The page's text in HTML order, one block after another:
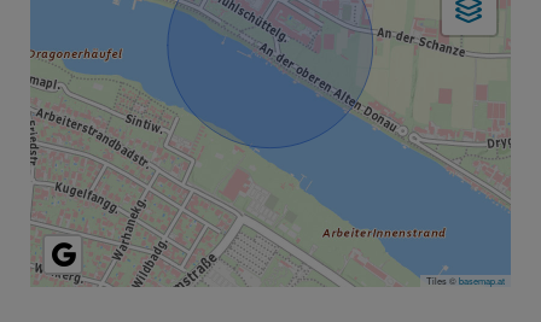
Tiles ©basemap.at